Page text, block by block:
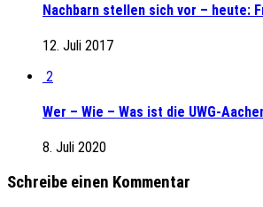
Nachbarn stellen sich vor – heute:
12. Juli 2017
2
Wer – Wie – Was ist die UWG-
8. Juli 2020
Schreibe einen Kommentar